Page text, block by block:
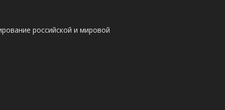
российской и мировой